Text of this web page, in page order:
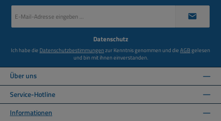
Mail-
Datenschutz
Ich habe die Datenschutzbestimmungenzur Kenntnis genommen und dieAGBgelesen
und bin mit ihnen einverstanden.
Über uns
Service-Hotline
Informationen